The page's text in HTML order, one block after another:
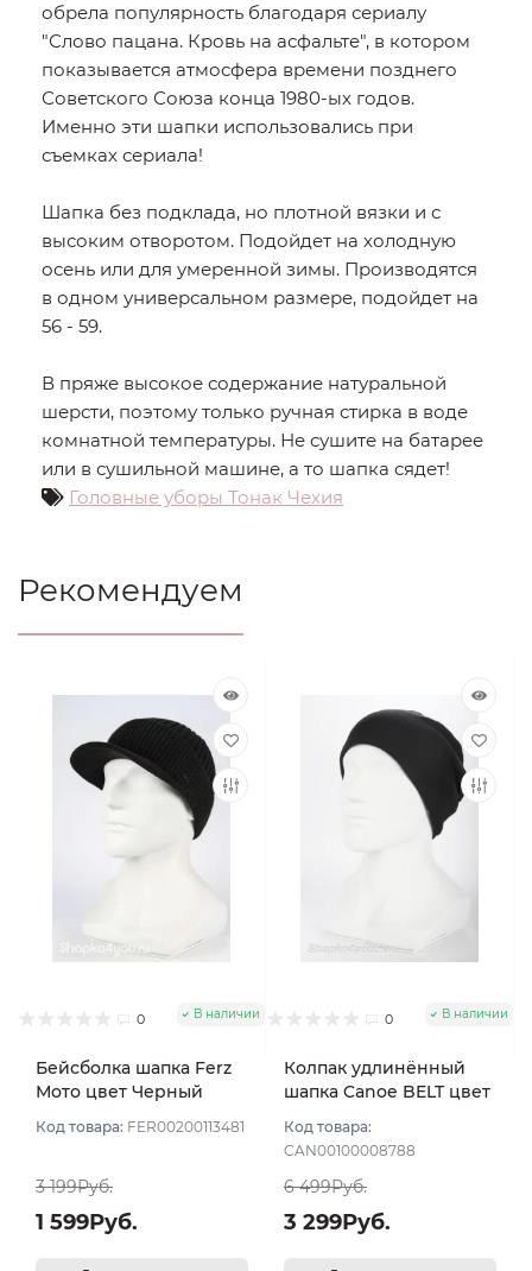
обрела популярность благодаря сериалу
"Слово пацана. Кровь на асфальте", в котором
показывается атмосфера времени позднего
Советского Союза конца 1980-ых годов.
Именно эти шапки использовались при
съемках сериала!
Шапка без подклада, но плотной вязки и с
высоким отворотом. Подойдет на холодную
осень или для умеренной зимы. Производятся
в одном универсальном размере, подойдет на
56 - 59.
В пряже высокое содержание натуральной
шерсти, поэтому только ручная стирка в воде
комнатной температуры. Не сушите на батарее
или в сушильной машине, а то шапка сядет!
Головные уборы Тонак Чехия
Рекомендуем
0 В наличии
Бейсболка шапка Ferz
Мото цвет Черный
Код товара: FER00200113481
3 199Руб.
1 599Руб.
0 В наличии
Колпак удлинённый
шапка Canoe BELT цвет
Код товара:
CAN00100008788
6 499Руб.
3 299Руб.